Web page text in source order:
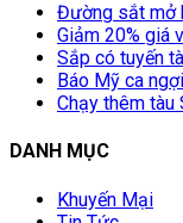
Đường sắt mở
Giảm 20% giá
Sắp có tuyến
Báo Mỹ ca
Chạy thêm
DANH MỤC
Khuyến Mại